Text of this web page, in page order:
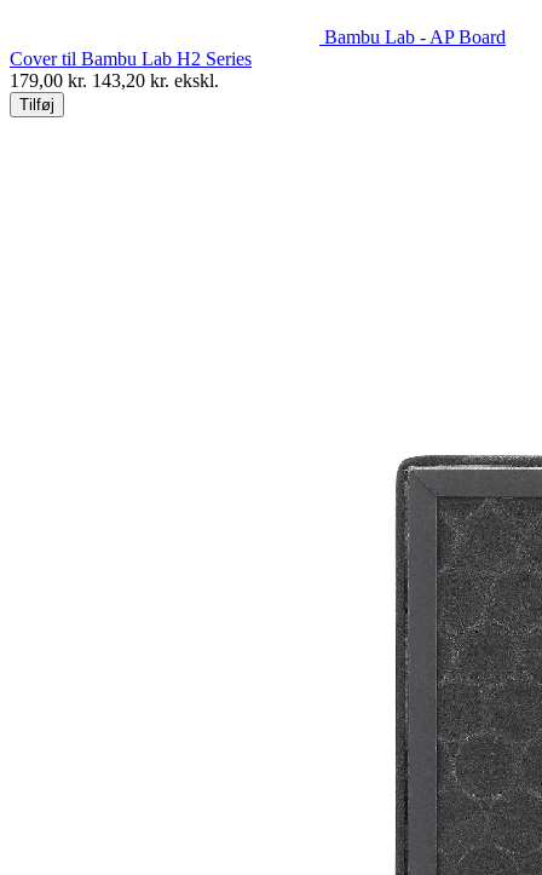
Bambu Lab - AP Board
Cover til Bambu Lab H2 Series
179,00 kr. 143,20 kr. ekskl.
Tilføj